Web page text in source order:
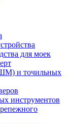
для моек
и точильных
инструментов